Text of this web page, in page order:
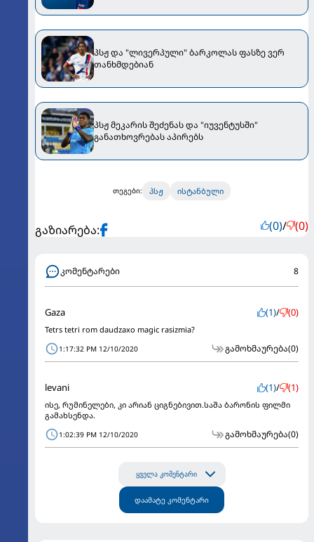
პსჟ და "ლივერპული" ბარკოლას ფასზე ვერ
თანხმდებიან
პსჟ მეკარის შეძენას და "იუვენტუსში"
განათხოვრებას აპირებს
თეგები: პსჟ ისტანბული
გაზიარება: (0)/ (0)
კომენტარები 8
Gaza (1)/ (0)
Tetrs tetri rom daudzaxo magic rasizmia?
1:17:32 PM 12/10/2020 გამოხმაურება(0)
levani (1)/ (1)
ისე, რუმინელები, კი არიან ციგნებივით.საშა ბარონის ფილმი
გამახსენდა.
1:02:39 PM 12/10/2020 გამოხმაურება(0)
ყველა კომენტარი
დაამატე კომენტარი